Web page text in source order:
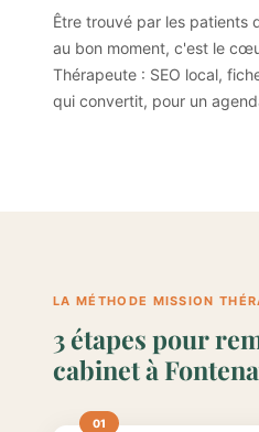
Être trouvé par les patients
au bon moment, c'est le
Thérapeute : SEO local,
qui convertit, pour un
LA MÉTHODE MISSION
3 étapes pour
cabinet à